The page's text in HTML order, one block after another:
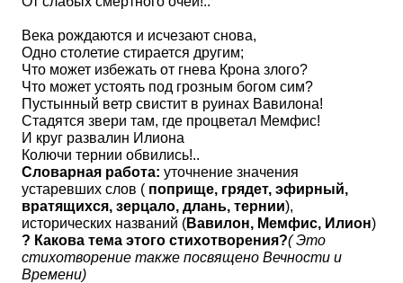
Века рождаются и исчезают снова,
Одно столетие стирается другим;
Что может избежать от гнева Крона злого?
Что может устоять под грозным богом сим?
Пустынный ветр свистит в руинах Вавилона!
Стадятся звери там, где процветал Мемфис!
И круг развалин Илиона
Колючи тернии обвились!..
Словарная работа: уточнение значения
устаревших слов ( поприще, грядет, эфирный,
вратящихся, зерцало, длань, тернии),
исторических названий (Вавилон, Мемфис, Илион)
? Какова тема этого стихотворения?( Это
стихотворение также посвящено Вечности и
Времени)